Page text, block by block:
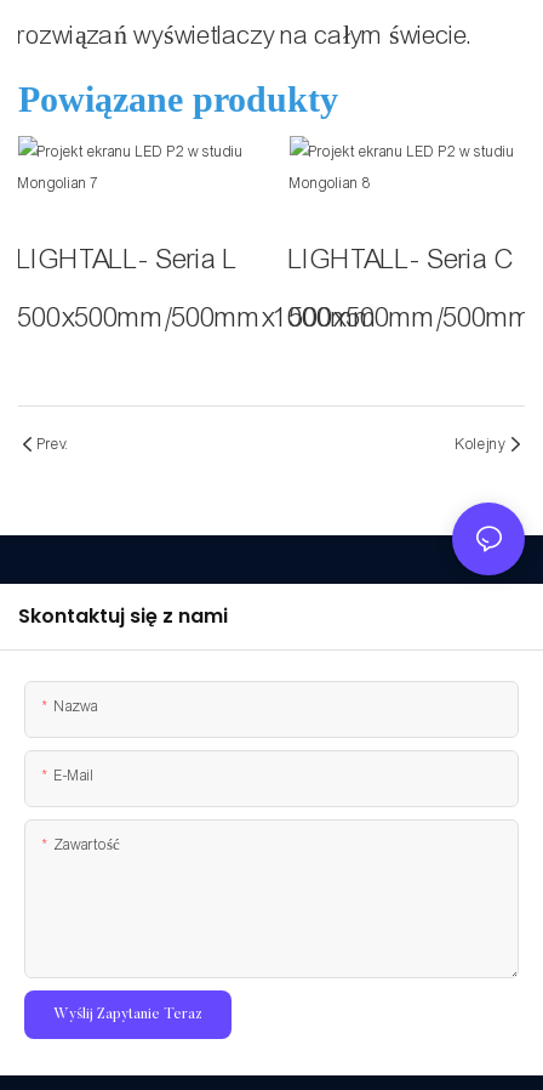
rozwiązań wyświetlaczy na całym świecie.
Powiązane produkty
LIGHTALL- Seria L
500x500mm/500mmx1000mm
LIGHTALL- Seria C
500x500mm/
Prev. Kolejny
Skontaktuj się z nami
Nazwa
E-Mail
Zawartość
Wyślij Zapytanie Teraz